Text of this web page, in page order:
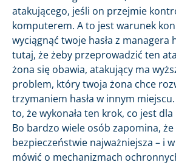
atakującego, jeśli on przejmie
komputerem. A to jest warunek
wyciągnąć twoje hasła z managera
tutaj, że żeby przeprowadzić ten
żona się obawia, atakujący ma
problem, który twoja żona chce
trzymaniem hasła w innym
to, że wykonała ten krok, co jest
Bo bardzo wiele osób zapomina, że
bezpieczeństwie najważniejsza – i
mówić o mechanizmach